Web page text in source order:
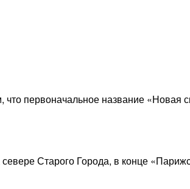
первоначальное название
Старого Города, в конце